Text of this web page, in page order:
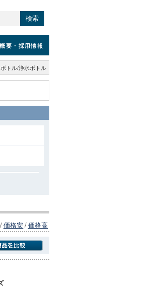
検索
要 ・採用情報
トル/浄水ボトル
/価格安/価格高